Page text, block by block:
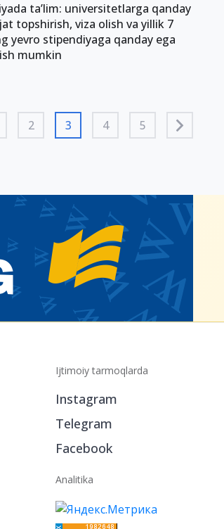
ta’lim: universitetlarga qanday
topshirish, viza olish va yillik 7
yevro stipendiyaga qanday ega
mumkin
2 3 4 5
Ijtimoiy tarmoqlarda
Instagram
Telegram
Facebook
Analitika